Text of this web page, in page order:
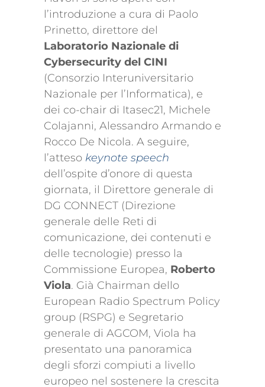
l’introduzione a cura di Paolo
Prinetto, direttore del
Laboratorio Nazionale di
Cybersecurity del CINI
(Consorzio Interuniversitario
Nazionale per l’Informatica), e
dei co-chair di Itasec21, Michele
Colajanni, Alessandro Armando e
Rocco De Nicola. A seguire,
l’atteso keynote speech
dell’ospite d’onore di questa
giornata, il Direttore generale di
DG CONNECT (Direzione
generale delle Reti di
comunicazione, dei contenuti e
delle tecnologie) presso la
Commissione Europea, Roberto
Viola. Già Chairman dello
European Radio Spectrum Policy
group (RSPG) e Segretario
generale di AGCOM, Viola ha
presentato una panoramica
degli sforzi compiuti a livello
europeo nel sostenere la crescita